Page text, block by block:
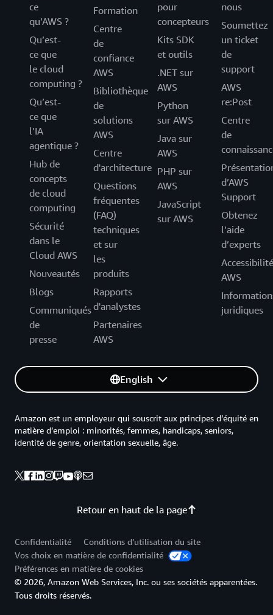
ce
qu’AWS ?
Qu’est-
ce que
le cloud
computing ?
Qu’est-
ce que
l’IA
agentique ?
Hub de
concepts
de cloud
computing
Sécurité
dans le
Cloud AWS
Nouveautés
Blogs
Communiqués
de
presse
Formation
Centre
de
confiance
AWS
Bibliothèque
de
solutions
AWS
Centre
d'architecture
Questions
fréquentes
(FAQ)
techniques
et sur
les
produits
Rapports
d'analystes
Partenaires
AWS
pour
concepteurs
Kits SDK
et outils
.NET sur
AWS
Python
sur AWS
Java sur
AWS
PHP sur
AWS
JavaScript
sur AWS
nous
Soumettez
un ticket
de
support
AWS
re:Post
Centre
de
d’AWS
Support
Obtenez
l’aide
d’experts
Accessibilité
AWS
juridiques
English
Retour en haut de la page
Amazon est un employeur qui souscrit aux principes d’équité en
matière d’emploi : minorités, femmes, handicaps, seniors,
identité de genre, orientation sexuelle, âge.
Confidentialité
Conditions d’utilisation du site
Vos choix en matière de confidentialité
Préférences en matière de cookies
© 2026, Amazon Web Services, Inc. ou ses sociétés apparentées.
Tous droits réservés.